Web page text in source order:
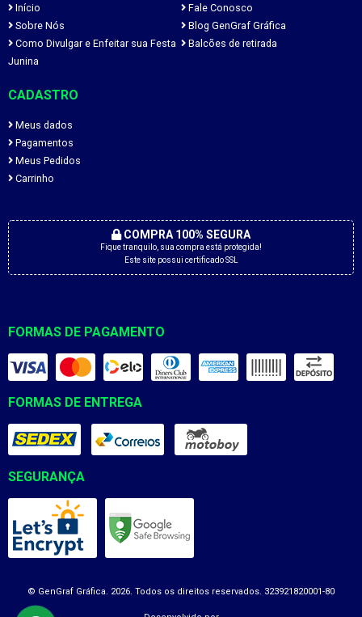
Início
Fale Conosco
Sobre Nós
Blog GenGraf Gráfica
Como Divulgar e Enfeitar sua Festa
Junina
Balcões de retirada
CADASTRO
Meus dados
Pagamentos
Meus Pedidos
Carrinho
COMPRA 100% SEGURA
Fique tranquilo, sua compra está protegida!
Este site possui certificado SSL
FORMAS DE PAGAMENTO
FORMAS DE ENTREGA
SEGURANÇA
© GenGraf Gráfica. 2026. Todos os direitos reservados. 323921820001-80